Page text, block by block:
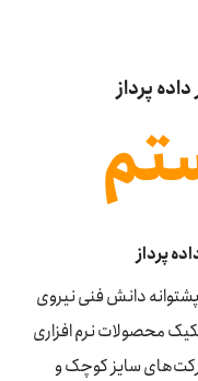
پرداز
پرداز
نگار داده پرداز در سال ۱۴۰۲ به پشتوانه دانش فنی نیروی
محصولات نرم افزاری
سایز کوچک و